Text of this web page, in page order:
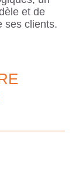
et de
ses clients.